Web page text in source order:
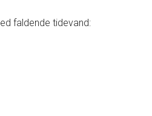
faldende tidevand: